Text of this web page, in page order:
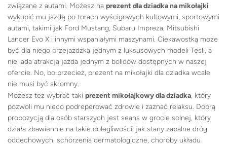
związane z autami. Możesz na prezent dla dziadka na mikołajki
wykupić mu jazdę po torach wyścigowych kultowymi, sportowymi
autami, takimi jak Ford Mustang, Subaru Impreza, Mitsubishi
Lancer Evo X i innymi wspaniałymi maszynami. Ciekawostką może
być dla niego przejażdżka jednym z luksusowych modeli Tesli, a
nie lada atrakcją jazda jednym z bolidów dostępnych w naszej
ofercie. No, bo przecież, prezent na mikołajki dla dziadka wcale
nie musi być skromny.
Możesz też wybrać taki prezent mikołajkowy dla dziadka, który
pozwoli mu nieco podreperować zdrowie i zaznać relaksu. Dobrą
propozycją dla osób starszych jest seans w grocie solnej, który
działa zbawiennie na takie dolegliwości, jak stany zapalne dróg
oddechowych, schorzenia dermatologiczne, choroby układu